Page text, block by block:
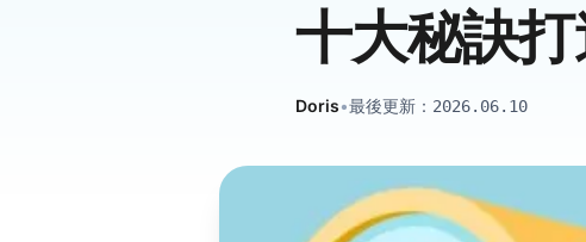
十大秘訣打
Doris•最後更新： 2026.06.10